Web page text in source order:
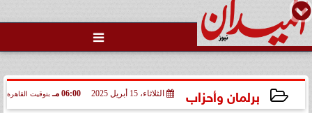

برلمان وأحزاب الثلاثاء، 15 أبريل 2025 06:00 مـ بتوقيت القاهرة
محاولات لإخفاء المقاعد عن أعضاء
الجمعية العمومية خلال الإفطار